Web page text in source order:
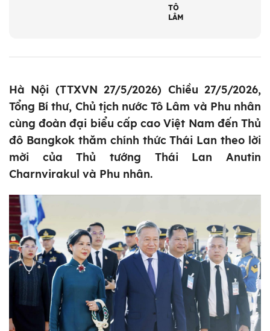
TÔ
LÂM
Hà Nội (TTXVN 27/5/2026) Chiều 27/5/2026,
Tổng Bí thư, Chủ tịch nước Tô Lâm và Phu nhân
cùng đoàn đại biểu cấp cao Việt Nam đến Thủ
đô Bangkok thăm chính thức Thái Lan theo lời
mời của Thủ tướng Thái Lan Anutin
Charnvirakul và Phu nhân.